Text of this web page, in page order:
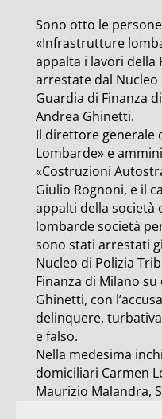
Sono otto le
«Infrastrutture
appalta i lavori della
arrestate dal
Guardia di Finanza
Andrea Ghinetti.
Il direttore generale
Lombarde» e
«Costruzioni
Giulio Rognoni, e il
appalti della
lombarde società
sono stati arrestati
Nucleo di Polizia
Finanza di Milano
Ghinetti, con
delinquere,
e falso.
Nella medesima
domiciliari Carmen
Maurizio Malandra,